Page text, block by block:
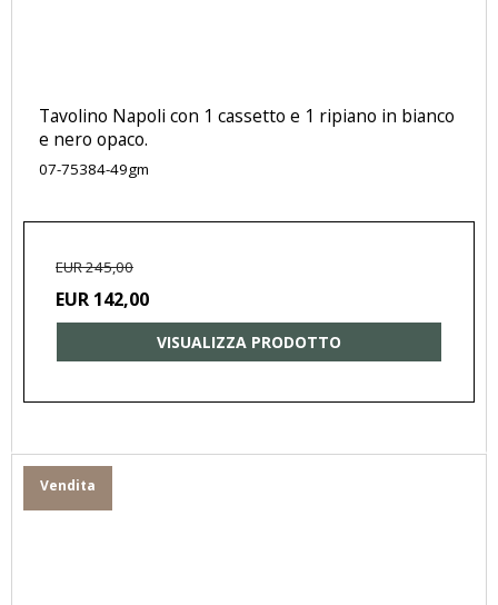
Tavolino Napoli con 1 cassetto e 1 ripiano in bianco
e nero opaco.
07-75384-49gm
EUR 245,00
EUR 142,00
VISUALIZZA PRODOTTO
Vendita